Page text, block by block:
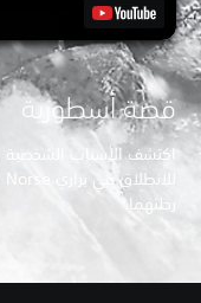
قصة أسطورية
رحلتهما.